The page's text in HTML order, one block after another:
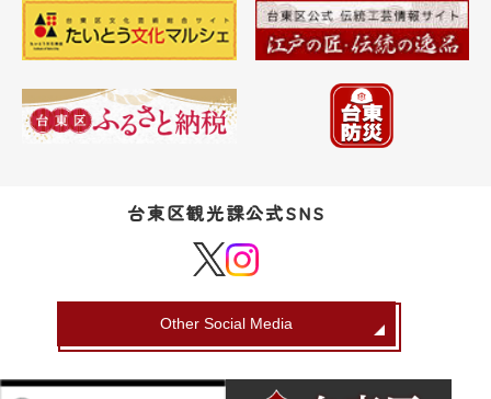
台東区観光課公式SNS
Other Social Media